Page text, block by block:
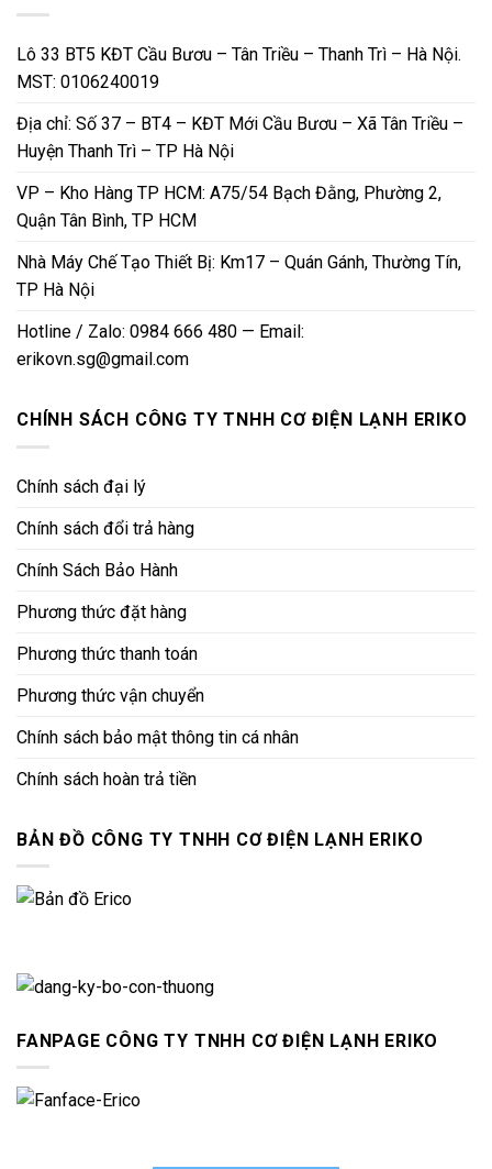
Lô 33 BT5 KĐT Cầu Bươu – Tân Triều – Thanh Trì – Hà Nội.
MST: 0106240019
Địa chỉ: Số 37 – BT4 – KĐT Mới Cầu Bươu – Xã Tân Triều –
Huyện Thanh Trì – TP Hà Nội
VP – Kho Hàng TP HCM: A75/54 Bạch Đằng, Phường 2,
Quận Tân Bình, TP HCM
Nhà Máy Chế Tạo Thiết Bị: Km17 – Quán Gánh, Thường Tín,
TP Hà Nội
Hotline / Zalo: 0984 666 480 — Email:
erikovn.sg@gmail.com
CHÍNH SÁCH CÔNG TY TNHH CƠ ĐIỆN LẠNH ERIKO
Chính sách đại lý
Chính sách đổi trả hàng
Chính Sách Bảo Hành
Phương thức đặt hàng
Phương thức thanh toán
Phương thức vận chuyển
Chính sách bảo mật thông tin cá nhân
Chính sách hoàn trả tiền
BẢN ĐỒ CÔNG TY TNHH CƠ ĐIỆN LẠNH ERIKO
FANPAGE CÔNG TY TNHH CƠ ĐIỆN LẠNH ERIKO